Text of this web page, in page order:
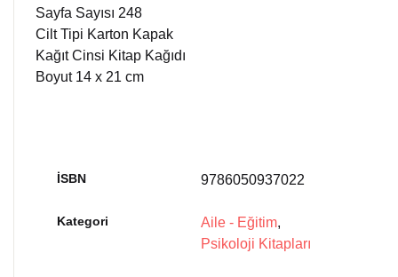
Sayfa Sayısı 248
Cilt Tipi Karton Kapak
Kağıt Cinsi Kitap Kağıdı
Boyut 14 x 21 cm
İSBN 9786050937022
Kategori Aile - Eğitim,
Psikoloji Kitapları